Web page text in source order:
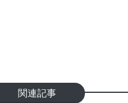
関連記事